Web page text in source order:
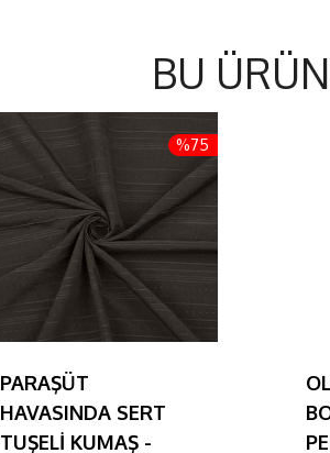
BU
%75
PARAŞÜT
HAVASINDA SERT
TUŞELİ KUMAŞ -